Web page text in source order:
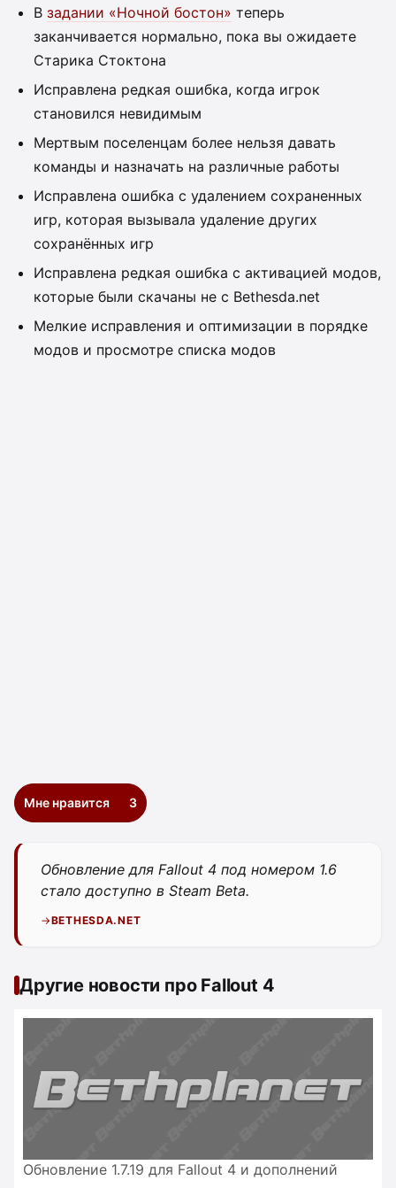
В задании «Ночной бостон» теперь
заканчивается нормально, пока вы ожидаете
Старика Стоктона
Исправлена редкая ошибка, когда игрок
становился невидимым
Мертвым поселенцам более нельзя давать
команды и назначать на различные работы
Исправлена ошибка с удалением сохраненных
игр, которая вызывала удаление других
сохранённых игр
Исправлена редкая ошибка с активацией модов,
которые были скачаны не с Bethesda.net
Мелкие исправления и оптимизации в порядке
модов и просмотре списка модов
Мне нравится 3
Обновление для Fallout 4 под номером 1.6
стало доступно в Steam Beta.
BETHESDA.NET
Другие новости про Fallout 4
Обновление 1.7.19 для Fallout 4 и дополнений